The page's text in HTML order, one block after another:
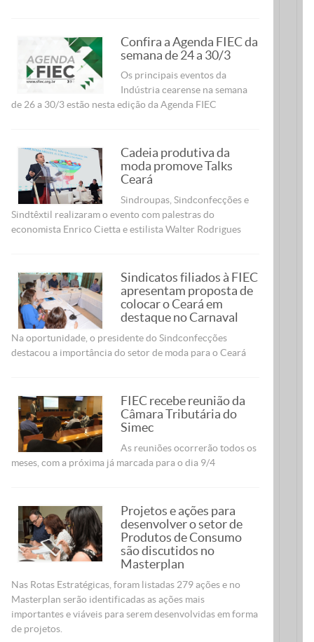
Confira a Agenda FIEC da
semana de 24 a 30/3
Os principais eventos da
Indústria cearense na semana
de 26 a 30/3 estão nesta edição da Agenda FIEC
Cadeia produtiva da
moda promove Talks
Ceará
Sindroupas, Sindconfecções e
Sindtêxtil realizaram o evento com palestras do
economista Enrico Cietta e estilista Walter Rodrigues
Sindicatos filiados à FIEC
apresentam proposta de
colocar o Ceará em
destaque no Carnaval
Na oportunidade, o presidente do Sindconfecções
destacou a importância do setor de moda para o Ceará
FIEC recebe reunião da
Câmara Tributária do
Simec
As reuniões ocorrerão todos os
meses, com a próxima já marcada para o dia 9/4
Projetos e ações para
desenvolver o setor de
Produtos de Consumo
são discutidos no
Masterplan
Nas Rotas Estratégicas, foram listadas 279 ações e no
Masterplan serão identificadas as ações mais
importantes e viáveis para serem desenvolvidas em forma
de projetos.